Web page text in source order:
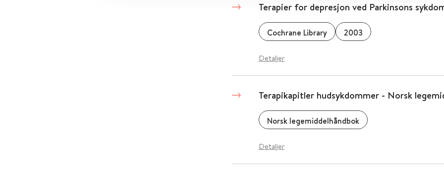
Terapier for depresjon ved Parkinsons
Cochrane Library 2003
Detaljer
Terapikapitler hudsykdommer - Norsk
Norsk legemiddelhåndbok
Detaljer